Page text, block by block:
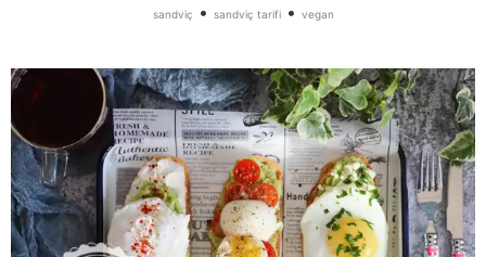
sandviç • sandviç tarifi• vegan